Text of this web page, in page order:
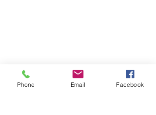
Phone Email Facebook